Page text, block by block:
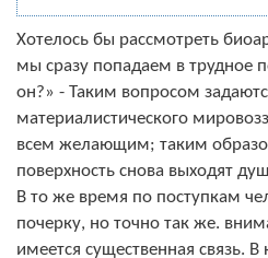
Хотелось бы рассмотреть
мы сразу попадаем в трудное
он?» - Таким вопросом
материалистического
всем желающим; таким
поверхность снова выходят
В то же время по поступкам
почерку, но точно так же.
имеется существенная связь.